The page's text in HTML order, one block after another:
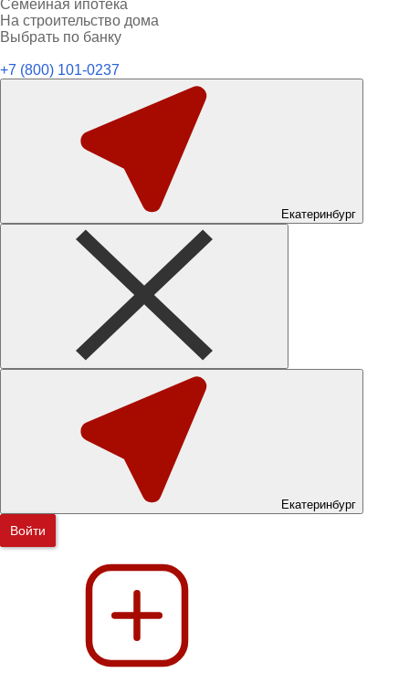
Семейная ипотека
На строительство дома
Выбрать по банку
+7 (800) 101-0237
Екатеринбург
Екатеринбург
Войти